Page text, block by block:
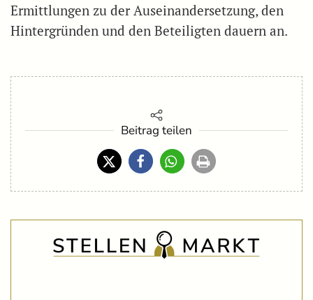
Ermittlungen zu der Auseinandersetzung, den
Hintergründen und den Beteiligten dauern an.
Beitrag teilen